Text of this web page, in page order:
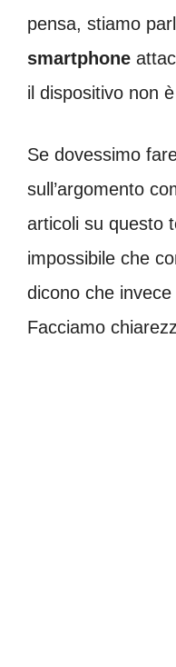
pensa, stiamo
smartphone
il dispositivo non
Se dovessimo
sull’argomento
articoli su questo
impossibile che
dicono che
Facciamo